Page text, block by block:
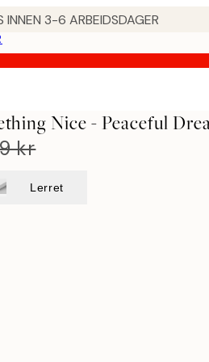
INNEN 3-6 ARBEIDSDAGER
Nice - Peaceful
kr
Lerret